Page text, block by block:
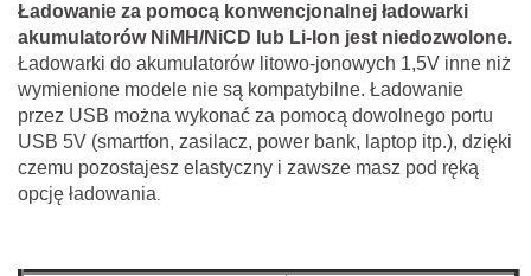
Ładowanie za pomocą konwencjonalnej ładowarki
akumulatorów NiMH/NiCD lub Li-Ion jest niedozwolone.
Ładowarki do akumulatorów litowo-jonowych 1,5V inne niż
wymienione modele nie są kompatybilne. Ładowanie
przez USB można wykonać za pomocą dowolnego portu
USB 5V (smartfon, zasilacz, power bank, laptop itp.), dzięki
czemu pozostajesz elastyczny i zawsze masz pod ręką
opcję ładowania.